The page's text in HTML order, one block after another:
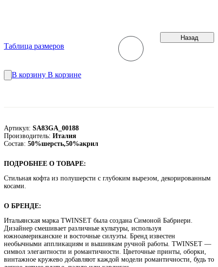
Назад
Таблица размеров
В корзину В корзине
Артикул: SA83GA_00188
Производитель: Италия
Состав: 50%шерсть,50%акрил
ПОДРОБНЕЕ О ТОВАРЕ:
Стильная кофта из полушерсти с глубоким вырезом, декорированным
косами.
О БРЕНДЕ:
Итальянская марка TWINSET была создана Симоной Бабриери.
Дизайнер смешивает различные культуры, используя
южноамериканские и восточные силуэты. Бренд известен
необычными аппликациям и вышивкам ручной работы. TWINSET —
символ элегантности и романтичности. Цветочные принты, оборки,
винтажное кружево добавляют каждой модели романтичности, будь то